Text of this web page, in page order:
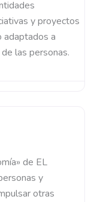
y proyectos
adaptados a
las personas.
de EL
y
otras